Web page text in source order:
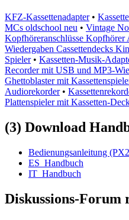
KFZ-Kassettenadapter•
MCs oldschool neu • Vintage
Kopfhöreranschlüsse Kopfhörer
Wiedergaben Cassettendecks
Spieler• Kassetten-Musik-
Recorder mit USB und MP3-
Ghettoblaster mit
Audiorekorder•
Plattenspieler mit Kassetten-
(3) Download
Bedienungsanleitung
ES_Handbuch
IT_Handbuch
Diskussions-Forum